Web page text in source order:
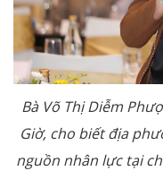
Bà Võ Thị Diễm
Giờ, cho biết địa
nguồn nhân lực tại